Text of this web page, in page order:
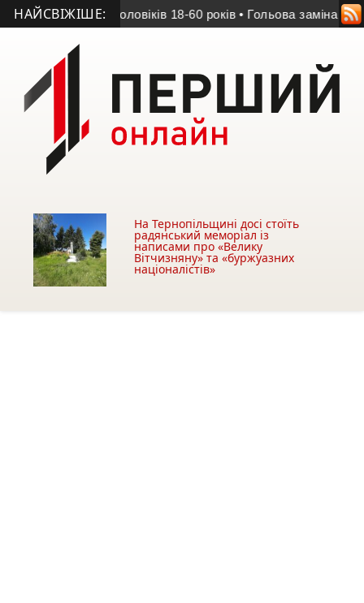
НАЙСВІЖІШЕ:
дані чоловіків 18-60 років • Гольова заміна та
На Тернопільщині досі стоїть
радянський меморіал із
написами про «Велику
Вітчизняну» та «буржуазних
націоналістів»